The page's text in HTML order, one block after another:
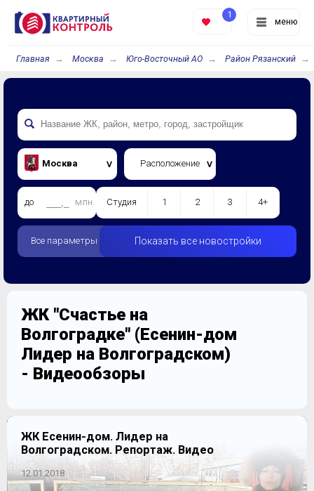
меню
1
Главная Москва Юго-Восточный АО Район Рязанский
Москва Расположение
до млн. Студия 1 2 3 4+
Все параметры Показать все новостройки
ЖК "Счастье на
Волгоградке" (Есенин-дом
Лидер на Волгоградском)
- Видеообзоры
ЖК Есенин-дом. Лидер на
Волгоградском. Репортаж. Видео
12.01.2018